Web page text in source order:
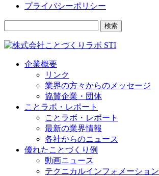
プライバシーポリシー
検索
企業概要
リンク
業界の方々からのメッセージ
協賛企業・団体
ことラボ・レポート
ことラボ・レポート
最新の業界情報
各社からのニュース
優れたことづくり例
動画ニュース
テクニカルインフォメーション